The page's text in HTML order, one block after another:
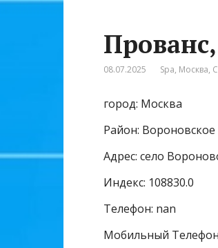
08.07.2025 Spa, Москва,
город: Москва
Район: Вороновское
Адрес: село
Индекс: 108830.0
Телефон: nan
Мобильный